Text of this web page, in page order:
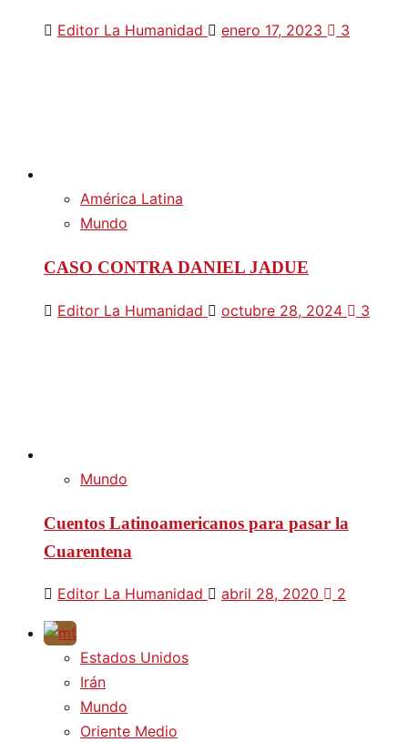
Editor La Humanidad enero 17, 2023 3
América Latina
Mundo
CASO CONTRA DANIEL JADUE
Editor La Humanidad octubre 28, 2024 3
Mundo
Cuentos Latinoamericanos para pasar la
Cuarentena
Editor La Humanidad abril 28, 2020 2
Estados Unidos
Irán
Mundo
Oriente Medio